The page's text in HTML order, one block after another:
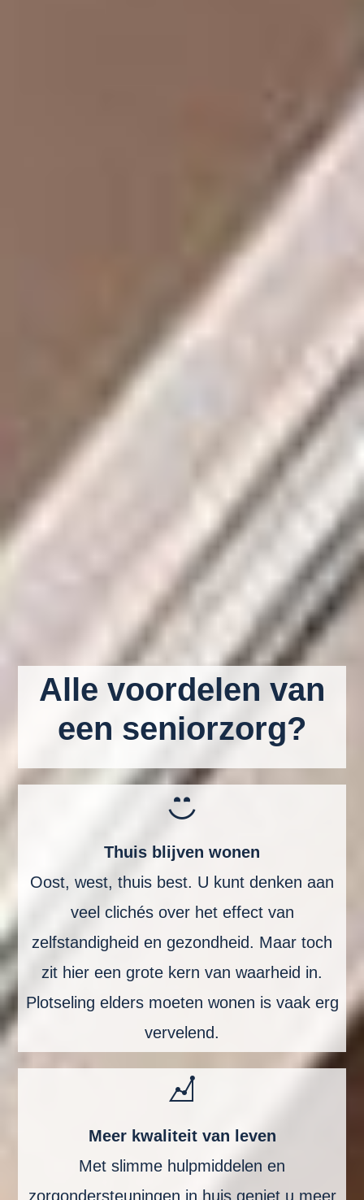
Alle voordelen van
een seniorzorg?
Thuis blijven wonen
Oost, west, thuis best. U kunt denken aan
veel clichés over het effect van
zelfstandigheid en gezondheid. Maar toch
zit hier een grote kern van waarheid in.
Plotseling elders moeten wonen is vaak erg
vervelend.
Meer kwaliteit van leven
Met slimme hulpmiddelen en
zorgondersteuningen in huis geniet u meer